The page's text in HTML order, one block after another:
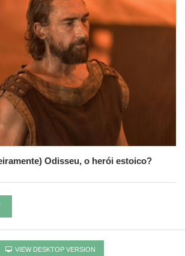
Odisseu, o herói estoico?
VIEW DESKTOP VERSION